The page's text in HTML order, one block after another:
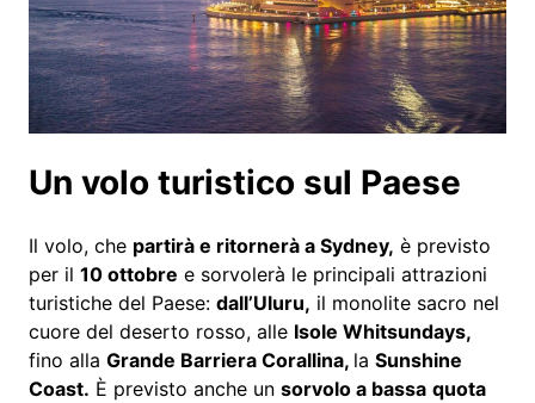
Un volo turistico sul Paese
Il volo, che partirà e ritornerà a Sydney, è previsto
per il 10 ottobre e sorvolerà le principali attrazioni
turistiche del Paese: dall’Uluru, il monolite sacro nel
cuore del deserto rosso, alle Isole Whitsundays,
fino alla Grande Barriera Corallina, la Sunshine
Coast. È previsto anche un sorvolo a bassa quota